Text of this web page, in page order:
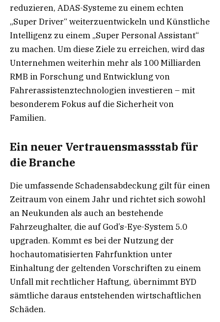
reduzieren, ADAS-Systeme zu einem echten
„Super Driver“ weiterzuentwickeln und Künstliche
Intelligenz zu einem „Super Personal Assistant“
zu machen. Um diese Ziele zu erreichen, wird das
Unternehmen weiterhin mehr als 100 Milliarden
RMB in Forschung und Entwicklung von
Fahrerassistenztechnologien investieren – mit
besonderem Fokus auf die Sicherheit von
Familien.
Ein neuer Vertrauensmassstab für
die Branche
Die umfassende Schadensabdeckung gilt für einen
Zeitraum von einem Jahr und richtet sich sowohl
an Neukunden als auch an bestehende
Fahrzeughalter, die auf God’s-Eye-System 5.0
upgraden. Kommt es bei der Nutzung der
hochautomatisierten Fahrfunktion unter
Einhaltung der geltenden Vorschriften zu einem
Unfall mit rechtlicher Haftung, übernimmt BYD
sämtliche daraus entstehenden wirtschaftlichen
Schäden.